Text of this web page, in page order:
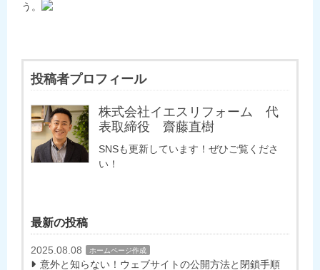
う。
投稿者プロフィール
株式会社イエスリフォーム 代
表取締役 齋藤直樹
SNSも更新しています！ぜひご覧くださ
い！
最新の投稿
2025.08.08 ホームページ作成
意外と知らない！ウェブサイトの公開方法と閉鎖手順